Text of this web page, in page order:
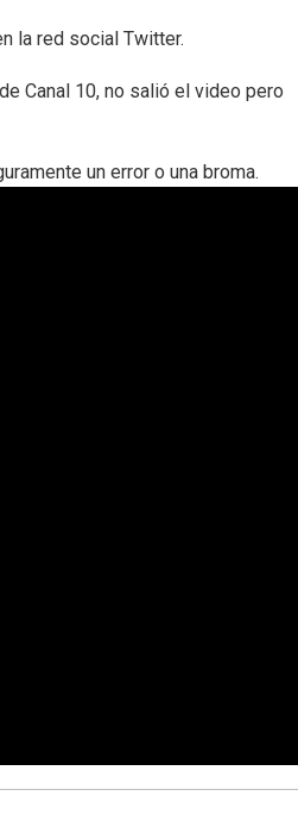
la red social Twitter.
Canal 10, no salió el video pero
un error o una broma.